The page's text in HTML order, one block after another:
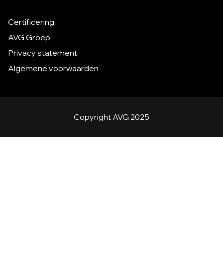
Certificering
AVG Groep
Privacy statement
Algemene voorwaarden
Copyright AVG 2025